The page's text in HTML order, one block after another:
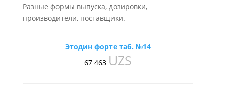
Разные формы выпуска, дозировки,
производители, поставщики.
Этодин форте таб. №14
67 463 UZS